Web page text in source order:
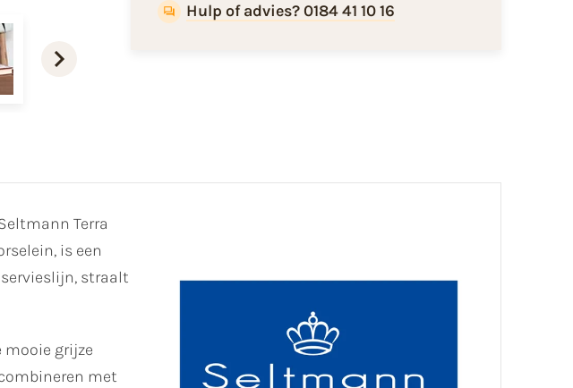
Hulp of advies? 0184 41 10 16
Terra
is een
straalt
mooie grijze
met